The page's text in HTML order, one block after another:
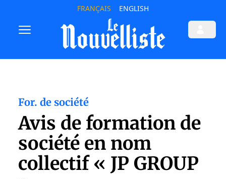
FRANÇAIS ENGLISH
For. de société
Avis de formation de
société en nom
collectif « JP GROUP